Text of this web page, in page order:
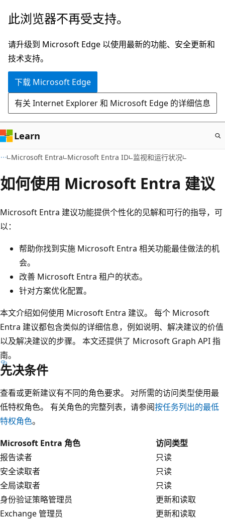
跳
主
要
内
此浏览器不再受支持。
请升级到 Microsoft Edge 以使用最新的功能、安全更新和
技术支持。
下载 Microsoft Edge
有关 Internet Explorer 和 Microsoft Edge 的详细信息
Learn
Microsoft Entra Microsoft Entra ID 监视和运行状况
如何使用 Microsoft Entra 建议
Microsoft Entra 建议功能提供个性化的见解和可行的指导，可
以：
帮助你找到实施 Microsoft Entra 相关功能最佳做法的机
会。
改善 Microsoft Entra 租户的状态。
针对方案优化配置。
本文介绍如何使用 Microsoft Entra 建议。 每个 Microsoft
Entra 建议都包含类似的详细信息，例如说明、解决建议的价值
以及解决建议的步骤。 本文还提供了 Microsoft Graph API 指
南。
先决条件
查看或更新建议有不同的角色要求。 对所需的访问类型使用最
低特权角色。 有关角色的完整列表，请参阅按任务列出的最低
特权角色。
Microsoft Entra 角色
访问类型
报告读者
只读
安全读取者
只读
全局读取者
只读
身份验证策略管理员
更新和读取
Exchange 管理员
更新和读取